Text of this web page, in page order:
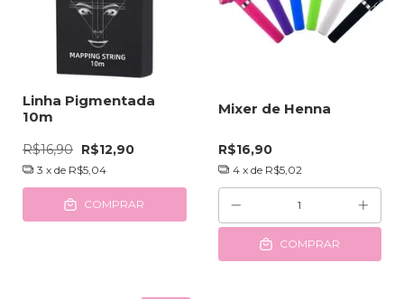
Linha Pigmentada
10m
R$16,90 R$12,90
3 x de R$5,04
COMPRAR
Mixer de Henna
R$16,90
4 x de R$5,02
COMPRAR